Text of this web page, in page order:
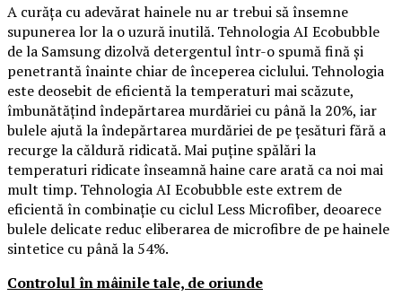
A curăța cu adevărat hainele nu ar trebui să însemne
supunerea lor la o uzură inutilă. Tehnologia AI Ecobubble
de la Samsung dizolvă detergentul într-o spumă fină și
penetrantă înainte chiar de începerea ciclului. Tehnologia
este deosebit de eficientă la temperaturi mai scăzute,
îmbunătățind îndepărtarea murdăriei cu până la 20%, iar
bulele ajută la îndepărtarea murdăriei de pe țesături fără a
recurge la căldură ridicată. Mai puține spălări la
temperaturi ridicate înseamnă haine care arată ca noi mai
mult timp. Tehnologia AI Ecobubble este extrem de
eficientă în combinație cu ciclul Less Microfiber, deoarece
bulele delicate reduc eliberarea de microfibre de pe hainele
sintetice cu până la 54%.
Controlul în mâinile tale, de oriunde